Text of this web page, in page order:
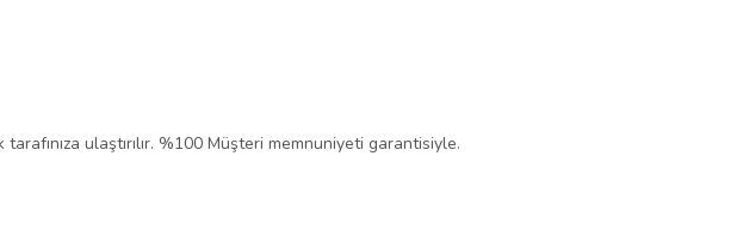
ulaştırılır. %100 Müşteri memnuniyeti garantisiyle.